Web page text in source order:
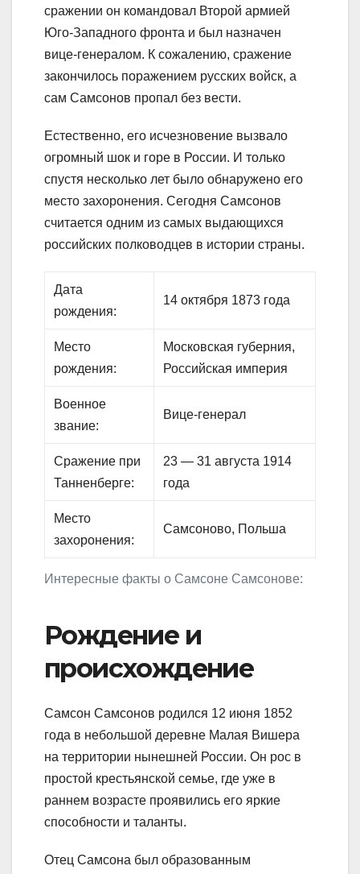
сражении он командовал Второй армией
Юго-Западного фронта и был назначен
вице-генералом. К сожалению, сражение
закончилось поражением русских войск, а
сам Самсонов пропал без вести.
Естественно, его исчезновение вызвало
огромный шок и горе в России. И только
спустя несколько лет было обнаружено его
место захоронения. Сегодня Самсонов
считается одним из самых выдающихся
российских полководцев в истории страны.
Интересные факты о Самсоне Самсонове:
Дата
рождения:
14 октября 1873 года
Место
рождения:
Московская губерния,
Российская империя
Военное
звание:
Вице-генерал
Сражение при
Танненберге:
23 — 31 августа 1914
года
Место
захоронения:
Самсоново, Польша
Рождение и
происхождение
Самсон Самсонов родился 12 июня 1852
года в небольшой деревне Малая Вишера
на территории нынешней России. Он рос в
простой крестьянской семье, где уже в
раннем возрасте проявились его яркие
способности и таланты.
Отец Самсона был образованным